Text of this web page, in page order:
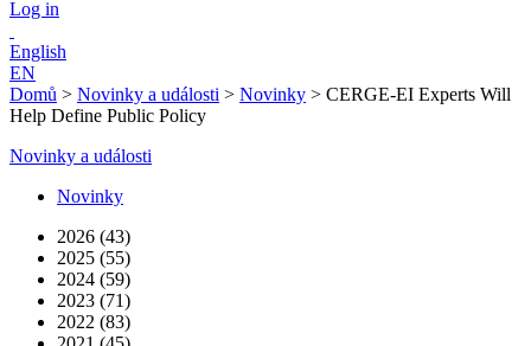
Log in
English
EN
Domů > Novinky a události > Novinky > CERGE-EI Experts Will
Help Define Public Policy
Novinky a události
Novinky
2026 (43)
2025 (55)
2024 (59)
2023 (71)
2022 (83)